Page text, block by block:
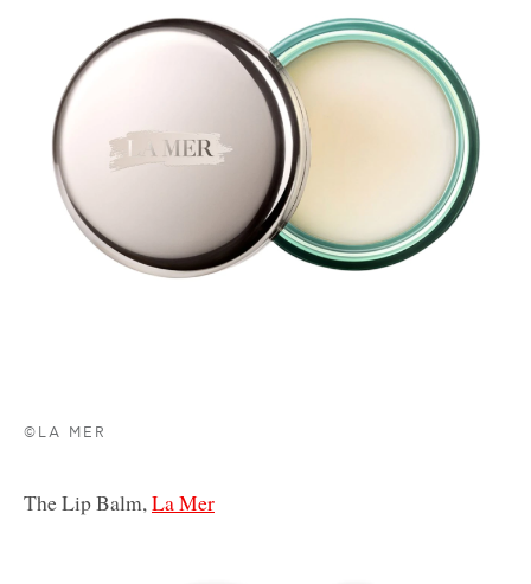
©LA MER
The Lip Balm, La Mer